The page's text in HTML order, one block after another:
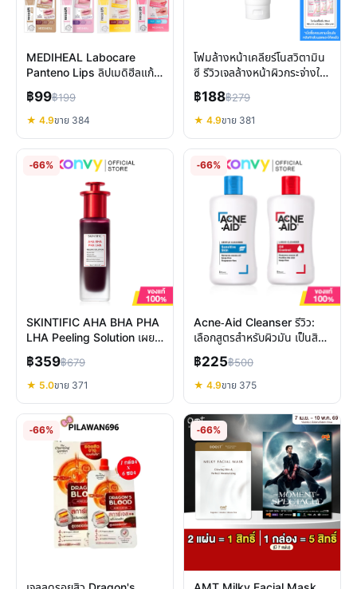
MEDIHEAL Labocare
Panteno Lips ลิปเมดิฮีลแก้
ปากคล้ำ ปากแห้งแตก ฟื้นบำรุง
ลึก
฿99฿199
★ 4.9ขาย 384
โฟมล้างหน้าเคลียร์โนสวิตามิน
ซี รีวิวเจลล้างหน้าผิวกระจ่างใส
ลดสิว ผิวแพ้ง่าย
฿188฿279
★ 4.9ขาย 381
-66%
SKINTIFIC AHA BHA PHA
LHA Peeling Solution เผย
ผิวใหม่ ลดสิว รูขุมขนกระชับ
฿359฿679
★ 5.0ขาย 371
-66%
Acne-Aid Cleanser รีวิว:
เลือกสูตรสำหรับผิวมัน เป็นสิว
ผิวแพ้ง่าย
฿225฿500
★ 4.9ขาย 375
-66% -66%